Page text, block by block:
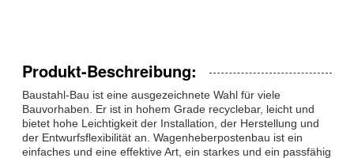
Produkt-Beschreibung:
Baustahl-Bau ist eine ausgezeichnete Wahl für viele
Bauvorhaben. Er ist in hohem Grade recyclebar, leicht und
bietet hohe Leichtigkeit der Installation, der Herstellung und
der Entwurfsflexibilität an. Wagenheberpostenbau ist ein
einfaches und eine effektive Art, ein starkes und ein passfähig